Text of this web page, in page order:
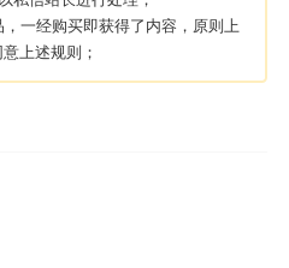
作弊模组，
到一些信息
一经购买即获得了内容，原则上
上述规则；